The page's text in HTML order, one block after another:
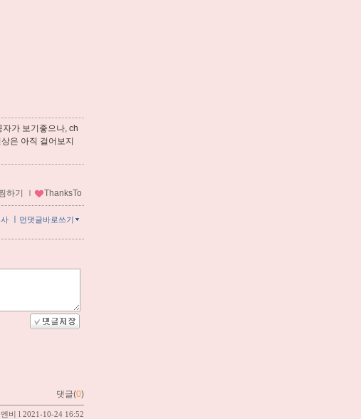
가 보기좋으나, ch
은 아직 걸어보지
하기 ｌ ThanksTo
먼댓글바로쓰기
ㅣ
댓글(0)
엔비 l 2021-10-24 16:52